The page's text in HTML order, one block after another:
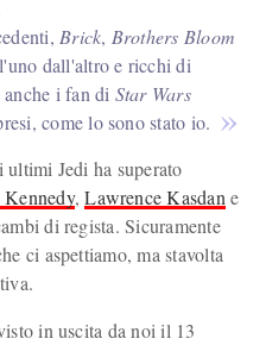
Brick, Brothers Bloom
dall'altro e ricchi di
i fan di Star Wars
come lo sono stato io.
ultimi Jedi ha superato
,Lawrence Kasdan e
di regista. Sicuramente
ci aspettiamo, ma stavolta
in uscita da noi il 13